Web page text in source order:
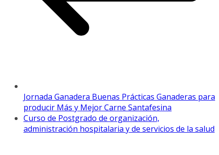
Jornada Ganadera Buenas Prácticas Ganaderas para
producir Más y Mejor Carne Santafesina
Curso de Postgrado de organización,
administración hospitalaria y de servicios de la salud